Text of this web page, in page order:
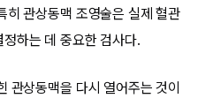
히 관상동맥 조영술은 실제 혈관
하는 데 중요한 검사다.
관상동맥을 다시 열어주는 것이